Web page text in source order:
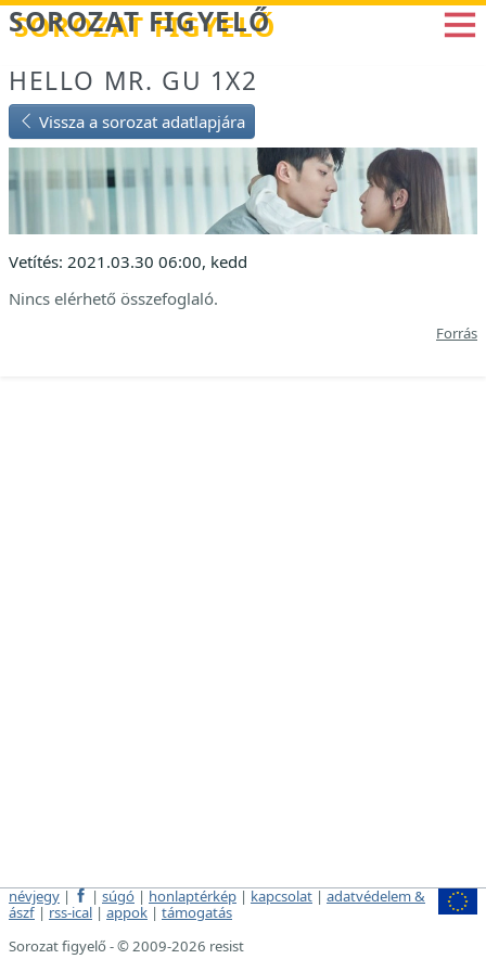
Betöltés...
SOROZAT FIGYELŐ
HELLO MR. GU 1X2
Vissza a sorozat adatlapjára
Vetítés: 2021.03.30 06:00, kedd
Nincs elérhető összefoglaló.
Forrás
névjegy | | súgó | honlaptérkép | kapcsolat | adatvédelem &
ászf | rss-ical | appok | támogatás
Sorozat figyelő - © 2009-2026 resist